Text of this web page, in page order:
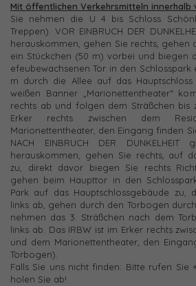
Mit öffentlichen Verkehrsmitteln innerhalb
Sie nehmen die U 4 bis Schloss
Treppen). VOR EINBRUCH DER
herauskommen, gehen Sie rechts, gehen
ein Stückchen (50 m) vorbei und biegen
efeubewachsenen Tor in den Schlosspark
m durch die Allee auf das
weißen Banner „Marionettentheater“
rechts ab und folgen dem Sträßchen bis
Erker rechts zwischen dem
Marionettentheater, den Eingang finden
NACH EINBRUCH DER
herauskommen, gehen Sie rechts, auf
zu, direkt davor biegen Sie rechts
gehen beim Haupttor in den
Park auf das Hauptschlossgebäude zu,
links ab, gehen durch den Torbogen
nehmen das 3. Sträßchen nach dem
links ab. Das IRBW ist im Erker rechts
und dem Marionettentheater, den
Torbogen).
Falls Sie uns nicht finden: Bitte rufen Sie
holen Sie ab!